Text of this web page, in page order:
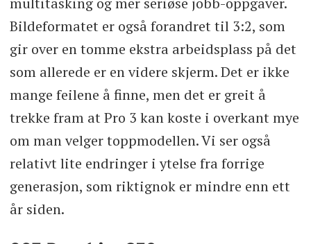
Bildeformatet er også forandret til 3:2, som
gir over en tomme ekstra arbeidsplass på det
som allerede er en videre skjerm. Det er ikke
mange feilene å finne, men det er greit å
trekke fram at Pro 3 kan koste i overkant mye
om man velger toppmodellen. Vi ser også
relativt lite endringer i ytelse fra forrige
generasjon, som riktignok er mindre enn ett
år siden.